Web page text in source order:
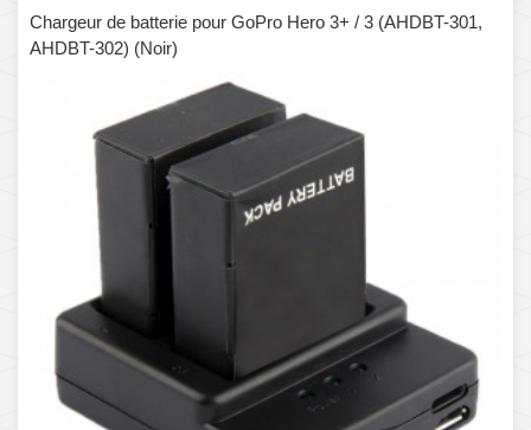
Chargeur de batterie pour GoPro Hero 3+ / 3 (AHDBT-301,
AHDBT-302) (Noir)